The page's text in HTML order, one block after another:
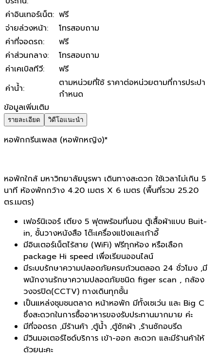
ค่าอินเทอร์เน็ต: ฟรี
จ่ายล่วงหน้า:
โทรสอบถาม
ค่าที่จอดรถ:
ฟรี
ค่าส่วนกลาง:
โทรสอบถาม
ค่าเคเบิลทีวี:
ฟรี
ค่าน้ำ:
ตามหน่วยที่ใช้ ราคาต่อหน่วยตามที่การประปา
กำหนด
ข้อมูลเพิ่มเติม
รายละเอียด วิดีโอแนะนำ
หอพักกรีนเพลส (หอพักหญิง)*
หอพักใกล้ มหาวิทยาลัยบูรพา เดินทางสะดวก ใช้เวลาไม่เกิน 5
นาที ห้องพักกว้าง 4.20 เมตร X 6 เมตร (พื้นที่รวม 25.20
ตร.เมตร)
เฟอร์นิเจอร์ เตียง 5 ฟุตพร้อมที่นอน ตู้เสื้อผ้าแบบ Buit-
in, ชั้นวางหนังสือ โต๊ะเครื่องแป้งและเก้าอี้
มีอินเตอร์เน็ตไร้สาย (WiFi) ฟรีทุกห้อง หรือเลือก
package Hi speed เพื่อเรียนออนไลน์
มีระบบรักษาความปลอดภัยครบถ้วนตลอด 24 ชั่วโมง ,มี
พนักงานรักษาความปลอดภัยชนิด figer scan , กล้อง
วงจรปิด(CCTV) ทางเดินทุกชั้น
เป็นแหล่งชุมชนตลาด หน้าหอพัก มีทั้งเซเว่น และ Big C
ซึ่งสะดวกในการซื้ออาหารของรับประทานมากมาย ค่ะ
มีที่จอดรถ ,มีร้านค้า ,ตู้น้ำ ,ตู้ซักผ้า ,ร้านซักอบรีด
มีวินมอเตอร์ไซด์บริการ เข้า-ออก สะดวก และมีร้านค้าให้
ด้วยนะคะ